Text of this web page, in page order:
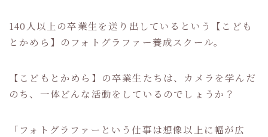
140人以上の卒業生を送り出しているという【こども
とかめら】のフォトグラファー養成スクール。
【こどもとかめら】の卒業生たちは、カメラを学んだ
のち、一体どんな活動をしているのでしょうか？
「フォトグラファーという仕事は想像以上に幅が広